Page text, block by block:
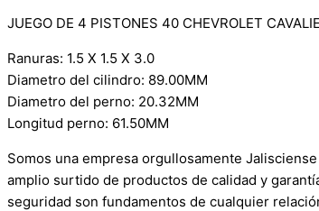
JUEGO DE 4 PISTONES 40 CHEVROLET
Ranuras: 1.5 X 1.5 X 3.0
Diametro del cilindro: 89.00MM
Diametro del perno: 20.32MM
Longitud perno: 61.50MM
Somos una empresa orgullosamente
amplio surtido de productos de calidad y
seguridad son fundamentos de cualquier